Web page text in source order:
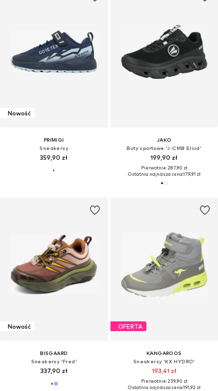
Nowość
PRIMIGI
Sneakersy
359,90 zł
JAKO
Buty sportowe 'J-CMB Eliud'
199,90 zł
Pierwotnie: 287,90 zł
Ostatnia najniższa cena:179,91 zł
Nowość
BISGAARD
Sneakersy 'Fred'
337,90 zł
OFERTA
KANGAROOS
Sneakersy 'KX HYDRO'
193,41 zł
Pierwotnie: 239,90 zł
Ostatnia najniższa cena:191,92 zł